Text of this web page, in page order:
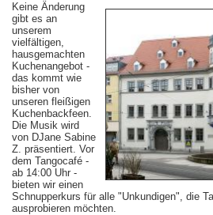
Keine Änderung
gibt es an
unserem
vielfältigen,
hausgemachten
Kuchenangebot -
das kommt wie
bisher von
unseren fleißigen
Kuchenbackfeen.
Die Musik wird
von DJane Sabine
Z. präsentiert. Vor
dem Tangocafé -
ab 14:00 Uhr -
bieten wir einen
Schnupperkurs für alle "Unkundigen", die
ausprobieren möchten.